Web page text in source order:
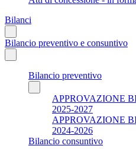
Bilanci
Bilancio preventivo e consuntivo
Bilancio preventivo
APPROVAZIONE
2025-2027
APPROVAZIONE
2024-2026
Bilancio consuntivo